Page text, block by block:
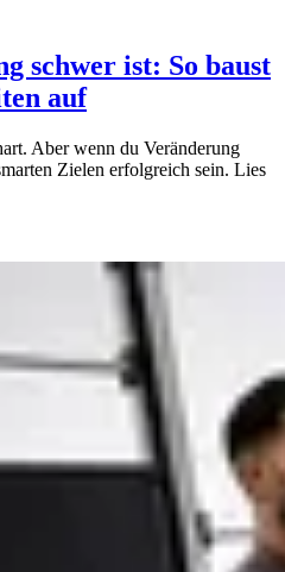
schwer ist: So baust
auf
Aber wenn du Veränderung
Zielen erfolgreich sein. Lies